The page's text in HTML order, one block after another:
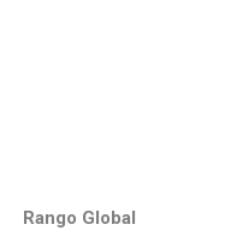
Rango Global